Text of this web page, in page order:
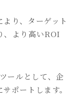
り、ターゲット
、より高いROI
ールとして、企
ポートします。